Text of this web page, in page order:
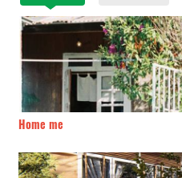
Home me